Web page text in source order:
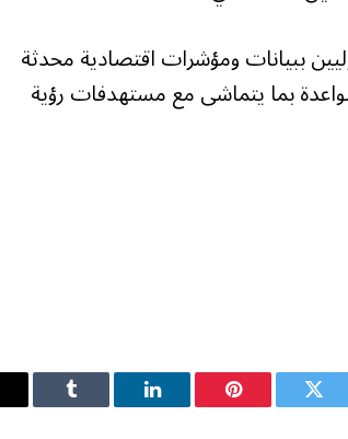
ببيانات ومؤشرات اقتصادية محدثة
بما يتماشى مع مستهدفات رؤية
تويتر بينتيريستلينكدإن Tumblr